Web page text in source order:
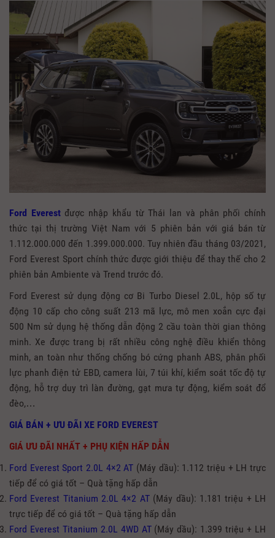
Ford Everestđược nhập khẩu từ Thái lan và phân phối chính
thức tại thị trường Việt Nam với 5 phiên bản với giá bán từ
1.112.000.000 đến 1.399.000.000. Tuy nhiên đầu tháng 03/2021,
Ford Everest Sport chính thức được giới thiệu để thay thế cho 2
phiên bản Ambiente và Trend trước đó.
Ford Everest sử dụng động cơ Bi Turbo Diesel 2.0L, hộp số tự
động 10 cấp cho công suất 213 mã lực, mô men xoắn cực đại
500 Nm sử dụng hệ thống dẫn động 2 cầu toàn thời gian thông
minh. Xe đượctrang bị rất nhiều công nghệ điều khiển thông
minh, an toàn như thống chống bó cứng phanh ABS, phân phối
lực phanh điện tử EBD, camera lùi, 7 túi khí, kiểm soát tốc độ tự
động, hỗ trợ duy trì làn đường, gạt mưa tự động, kiểm soát đổ
đèo,…
GIÁ BÁN + ƯU ĐÃI XE FORD EVEREST
GIÁ ƯU ĐÃI NHẤT + PHỤ KIỆN HẤP DẪN
Ford Everest Sport 2.0L 4×2 AT (Máy dầu): 1.112 triệu + LH trực
tiếp để có giá tốt – Quà tặng hấp dẫn
Ford Everest Titanium 2.0L 4×2 AT (Máy dầu): 1.181 triệu + LH
trực tiếp để có giá tốt – Quà tặng hấp dẫn
Ford Everest Titanium 2.0L 4WD AT(Máy dầu): 1.399 triệu + LH